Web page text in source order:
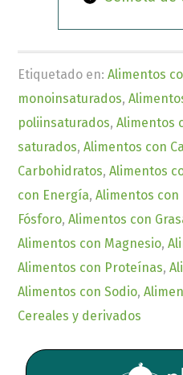
Etiquetado en:Alimentos
monoinsaturados,
poliinsaturados,Alimentos
saturados,Alimentos con
Carbohidratos,Alimentos
con Energía,Alimentos con
Fósforo,Alimentos con
Alimentos con Magnesio,
Alimentos con Proteínas,
Alimentos con Sodio,
Cereales y derivados